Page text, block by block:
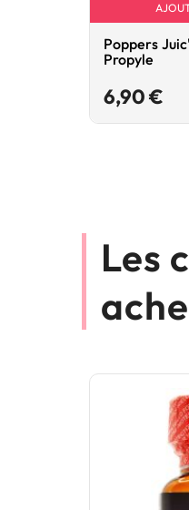
Poppers
Propyle
6,90 €
Les